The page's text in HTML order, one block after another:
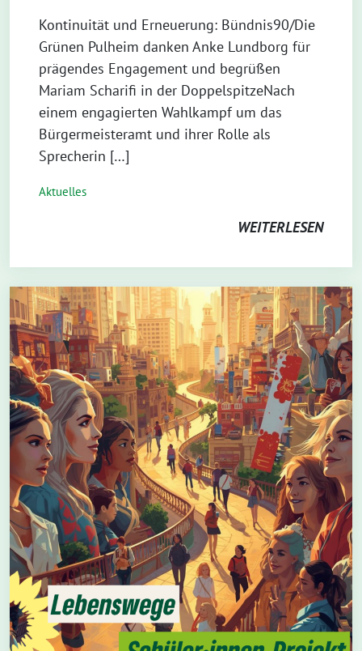
Kontinuität und Erneuerung: Bündnis90/Die
Grünen Pulheim danken Anke Lundborg für
prägendes Engagement und begrüßen
Mariam Scharifi in der DoppelspitzeNach
einem engagierten Wahlkampf um das
Bürgermeisteramt und ihrer Rolle als
Sprecherin […]
Aktuelles
WEITERLESEN